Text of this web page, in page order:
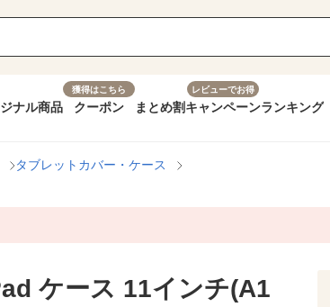
ナル商品
獲得はこちら
クーポン まとめ割
レビューでお得
キャンペーンランキング
タブレットカバー・ケース
ケース 11インチ(A1